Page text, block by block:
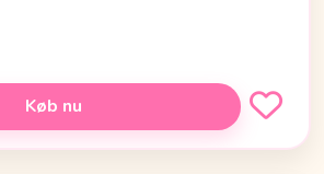
Køb nu